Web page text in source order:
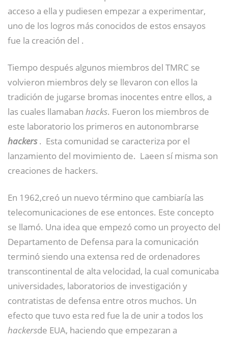
acceso a ella y pudiesen empezar a experimentar,
uno de los logros más conocidos de estos ensayos
fue la creación del .
Tiempo después algunos miembros del TMRC se
volvieron miembros dely se llevaron con ellos la
tradición de jugarse bromas inocentes entre ellos, a
las cuales llamaban hacks. Fueron los miembros de
este laboratorio los primeros en autonombrarse
hackers . ​ Esta comunidad se caracteriza por el
lanzamiento del movimiento de. ​ Laeen sí misma son
creaciones de hackers.
En 1962,creó un nuevo término que cambiaría las
telecomunicaciones de ese entonces. Este concepto
se llamó. Una idea que empezó como un proyecto del
Departamento de Defensa para la comunicación
terminó siendo una extensa red de ordenadores
transcontinental de alta velocidad, la cual comunicaba
universidades, laboratorios de investigación y
contratistas de defensa entre otros muchos. Un
efecto que tuvo esta red fue la de unir a todos los
hackersde EUA, haciendo que empezaran a